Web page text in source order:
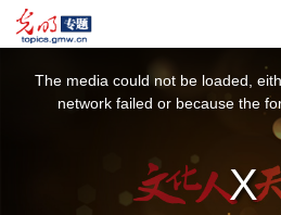
The media could not be loaded,
network failed or because the